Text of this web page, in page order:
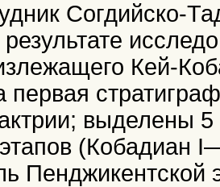
Согдийско-
Кей-
первая
выделены 5
этапов